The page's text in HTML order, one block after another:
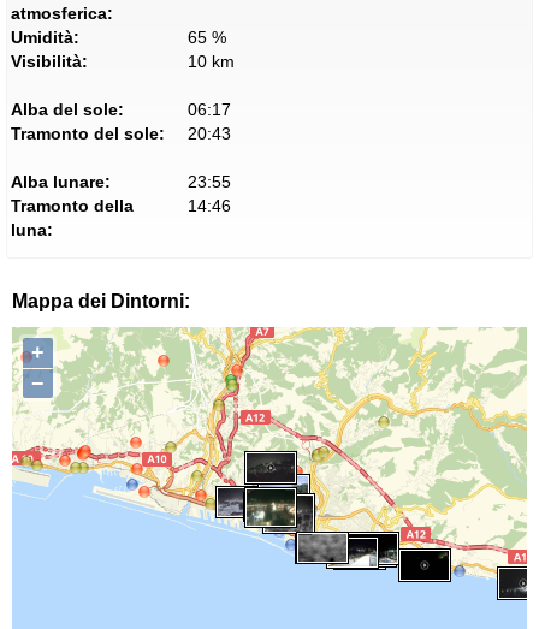
atmosferica:
Umidità:
65 %
Visibilità:
10 km
Alba del sole:
06:17
Tramonto del sole:
20:43
Alba lunare:
23:55
Tramonto della
luna:
14:46
Mappa dei Dintorni:
+
−